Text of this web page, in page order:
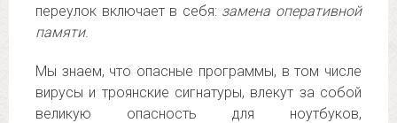
переулок включает в себя: замена оперативной
памяти.
Мы знаем, что опасные программы, в том числе
вирусы и троянские сигнатуры, влекут за собой
великую опасность для ноутбуков,